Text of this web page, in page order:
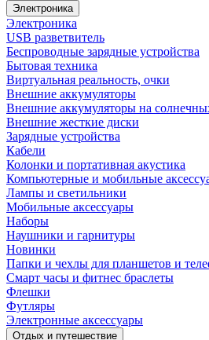
Электроника
Электроника
USB разветвитель
Беспроводные зарядные устройства
Бытовая техника
Виртуальная реальность, очки
Внешние аккумуляторы
Внешние аккумуляторы на
Внешние жесткие диски
Зарядные устройства
Кабели
Колонки и портативная акустика
Компьютерные и мобильные
Лампы и светильники
Мобильные аксессуары
Наборы
Наушники и гарнитуры
Новинки
Папки и чехлы для планшетов и
Смарт часы и фитнес браслеты
Флешки
Футляры
Электронные аксессуары
Отдых и путешествие